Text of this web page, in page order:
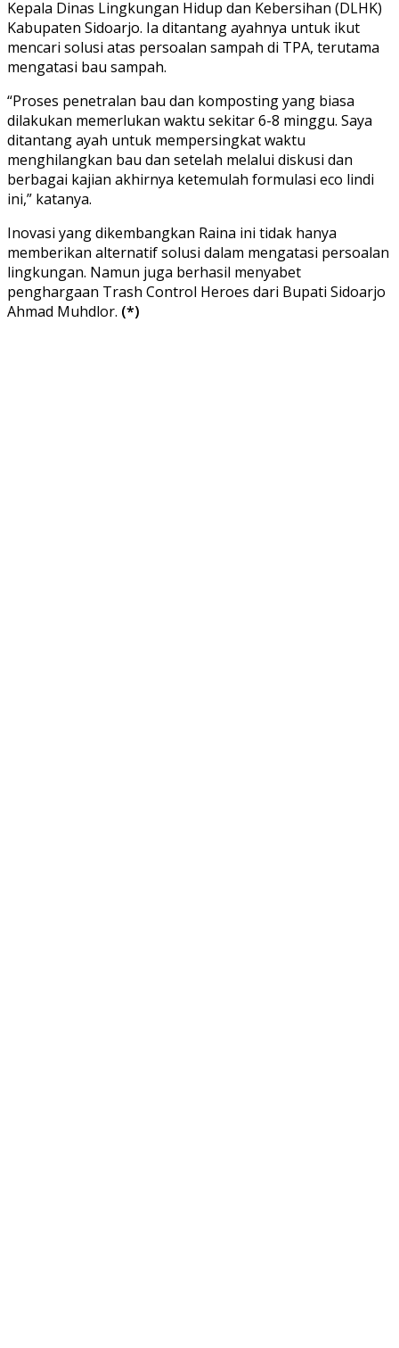
Kepala Dinas Lingkungan Hidup dan Kebersihan (DLHK)
Kabupaten Sidoarjo. Ia ditantang ayahnya untuk ikut
mencari solusi atas persoalan sampah di TPA, terutama
mengatasi bau sampah.
“Proses penetralan bau dan komposting yang biasa
dilakukan memerlukan waktu sekitar 6-8 minggu. Saya
ditantang ayah untuk mempersingkat waktu
menghilangkan bau dan setelah melalui diskusi dan
berbagai kajian akhirnya ketemulah formulasi eco lindi
ini,” katanya.
Inovasi yang dikembangkan Raina ini tidak hanya
memberikan alternatif solusi dalam mengatasi persoalan
lingkungan. Namun juga berhasil menyabet
penghargaan Trash Control Heroes dari Bupati Sidoarjo
Ahmad Muhdlor. (*)